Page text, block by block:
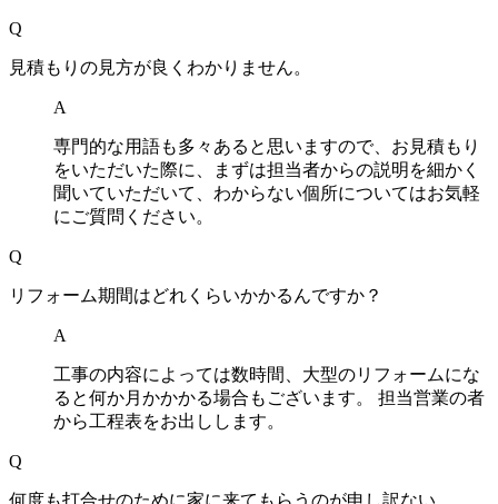
Q
見積もりの見方が良くわかりません。
A
専門的な用語も多々あると思いますので、お見積もり
をいただいた際に、まずは担当者からの説明を細かく
聞いていただいて、わからない個所についてはお気軽
にご質問ください。
Q
リフォーム期間はどれくらいかかるんですか？
A
工事の内容によっては数時間、大型のリフォームにな
ると何か月かかかる場合もございます。 担当営業の者
から工程表をお出しします。
Q